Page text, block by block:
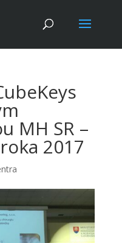
MH SR –
2017